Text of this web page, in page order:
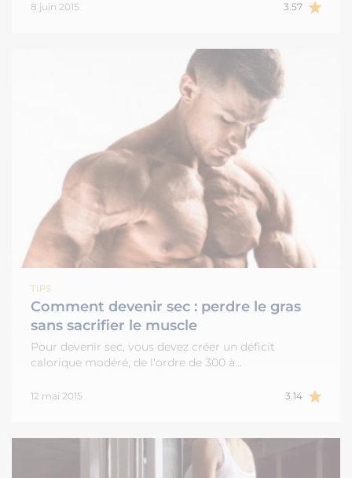
8 juin 2015 3.57
TIPS
Comment devenir sec : perdre le gras
sans sacrifier le muscle
Pour devenir sec, vous devez créer un déficit
calorique modéré, de l'ordre de 300 à…
12 mai 2015 3.14